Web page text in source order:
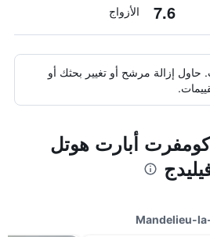
7.6 الأزواج
حاول إزالة مرشح أو تغيير بحثك أو
كومفرت أبارت هوتل